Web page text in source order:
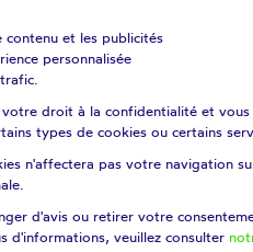
radio intégrée
contenu et les publicités
personnalisée
votre droit à la confidentialité et
types de cookies ou certains
n'affectera pas votre navigation
d'avis ou retirer votre
d'informations, veuillez consulter